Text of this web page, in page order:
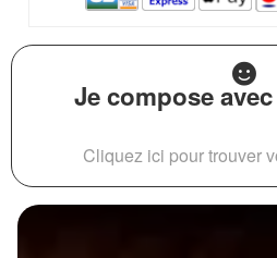
Je compose
Cliquez ici pour trouver